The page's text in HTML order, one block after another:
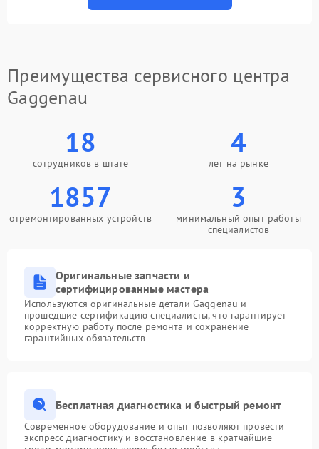
Преимущества сервисного центра
Gaggenau
18
сотрудников в штате
4
лет на рынке
1857
отремонтированных устройств
3
минимальный опыт работы
специалистов
Оригинальные запчасти и
сертифицированные мастера
Используются оригинальные детали Gaggenau и
прошедшие сертификацию специалисты, что гарантирует
корректную работу после ремонта и сохранение
гарантийных обязательств
Бесплатная диагностика и быстрый ремонт
Современное оборудование и опыт позволяют провести
экспресс-диагностику и восстановление в кратчайшие